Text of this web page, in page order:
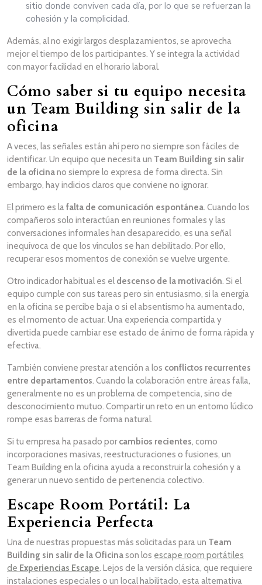
sitio donde conviven cada día, por lo que se refuerzan la
cohesión y la complicidad.
Además, al no exigir largos desplazamientos, se aprovecha
mejor el tiempo de los participantes. Y se integra la actividad
con mayor facilidad en el horario laboral.
Cómo saber si tu equipo necesita
un Team Building sin salir de la
oficina
A veces, las señales están ahí pero no siempre son fáciles de
identificar. Un equipo que necesita un Team Building sin salir
de la oficinano siempre lo expresa de forma directa. Sin
embargo, hay indicios claros que conviene no ignorar.
El primero es lafalta de comunicación espontánea. Cuando los
compañeros solo interactúan en reuniones formales y las
conversaciones informales han desaparecido, es una señal
inequívoca de que los vínculos se han debilitado. Por ello,
recuperar esos momentos de conexión se vuelve urgente.
Otro indicador habitual es el descenso de la motivación. Si el
equipo cumple con sus tareas pero sin entusiasmo, si la energía
en la oficina se percibe baja o si el absentismo ha aumentado,
es el momento de actuar. Una experiencia compartida y
divertida puede cambiar ese estado de ánimo de forma rápida y
efectiva.
También conviene prestar atención a los conflictos recurrentes
entre departamentos. Cuando la colaboración entre áreas falla,
generalmente no es un problema de competencia, sino de
desconocimiento mutuo. Compartir un reto en un entorno lúdico
rompe esas barreras de forma natural.
Si tu empresa ha pasado porcambios recientes, como
incorporaciones masivas, reestructuraciones o fusiones, un
Team Building en la oficina ayuda a reconstruir la cohesión y a
generar un nuevo sentido de pertenencia colectivo.
Escape Room Portátil: La
Experiencia Perfecta
Una de nuestras propuestas más solicitadas para un Team
Building sin salir de la Oficinason los escape room portátiles
de Experiencias Escape. Lejos de la versión clásica, que requiere
instalaciones especiales o un local habilitado, esta alternativa